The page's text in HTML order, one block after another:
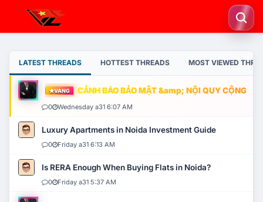
LATEST THREADS HOTTEST THREADS MOST VIEWED
VÀNG CẢNH BÁO BẢO MẬT &amp; NỘI QUY CỘNG
0 Wednesday a31 6:07 AM
Luxury Apartments in Noida Investment Guide
0 Friday a31 6:13 AM
Is RERA Enough When Buying Flats in Noida?
0 Friday a31 5:37 AM